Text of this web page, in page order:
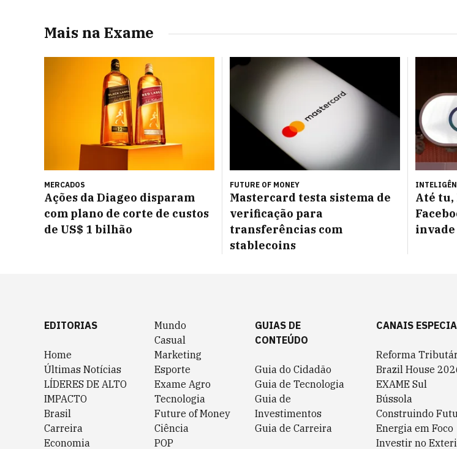
Mais na Exame
MERCADOS
Ações da Diageo disparam
com plano de corte de custos
de US$ 1 bilhão
FUTURE OF MONEY
Mastercard testa sistema de
verificação para
transferências com
stablecoins
Até tu,
invade
EDITORIAS
Home
Últimas Notícias
LÍDERES DE ALTO
IMPACTO
Brasil
Carreira
Economia
Mundo
Casual
Marketing
Esporte
Exame Agro
Tecnologia
Future of Money
Ciência
POP
GUIAS DE
CONTEÚDO
Guia do Cidadão
Guia de Tecnologia
Guia de
Investimentos
Guia de Carreira
CANAIS
Reforma
Brazil House
EXAME Sul
Bússola
Construindo
Energia em Foco
Investir no